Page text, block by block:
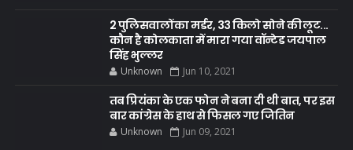
2 पुलिसवालों का मर्डर, 33 किलो सोने की लूट...
कौन है कोलकाता में मारा गया वॉन्टेड जयपाल
सिंह भुल्लर
Unknown Jun 10, 2021
तब प्रियंका के एक फोन ने बना दी थी बात, पर इस
बार कांग्रेस के हाथ से फिसल गए जितिन
Unknown Jun 09, 2021